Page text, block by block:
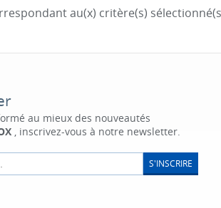
au(x) critère(s)
au mieux des nouveautés
, inscrivez-vous à notre newsletter.
S'INSCRIRE